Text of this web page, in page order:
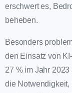
erschwert es,
beheben.
Besonders
den Einsatz von
27 % im Jahr
die Notwendigkeit,